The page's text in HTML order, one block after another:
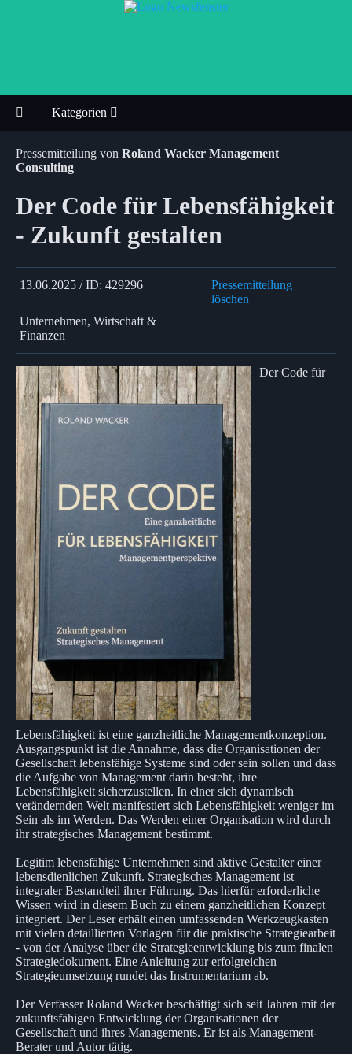
Kategorien
Pressemitteilung von Roland Wacker Management
Consulting
Der Code für Lebensfähigkeit
- Zukunft gestalten
13.06.2025 / ID: 429296
Pressemitteilung
löschen
Unternehmen, Wirtschaft &
Finanzen
Der Code für
Lebensfähigkeit ist eine ganzheitliche Managementkonzeption.
Ausgangspunkt ist die Annahme, dass die Organisationen der
Gesellschaft lebensfähige Systeme sind oder sein sollen und dass
die Aufgabe von Management darin besteht, ihre
Lebensfähigkeit sicherzustellen. In einer sich dynamisch
verändernden Welt manifestiert sich Lebensfähigkeit weniger im
Sein als im Werden. Das Werden einer Organisation wird durch
ihr strategisches Management bestimmt.
Legitim lebensfähige Unternehmen sind aktive Gestalter einer
lebensdienlichen Zukunft. Strategisches Management ist
integraler Bestandteil ihrer Führung. Das hierfür erforderliche
Wissen wird in diesem Buch zu einem ganzheitlichen Konzept
integriert. Der Leser erhält einen umfassenden Werkzeugkasten
mit vielen detaillierten Vorlagen für die praktische Strategiearbeit
- von der Analyse über die Strategieentwicklung bis zum finalen
Strategiedokument. Eine Anleitung zur erfolgreichen
Strategieumsetzung rundet das Instrumentarium ab.
Der Verfasser Roland Wacker beschäftigt sich seit Jahren mit der
zukunftsfähigen Entwicklung der Organisationen der
Gesellschaft und ihres Managements. Er ist als Management-
Berater und Autor tätig.